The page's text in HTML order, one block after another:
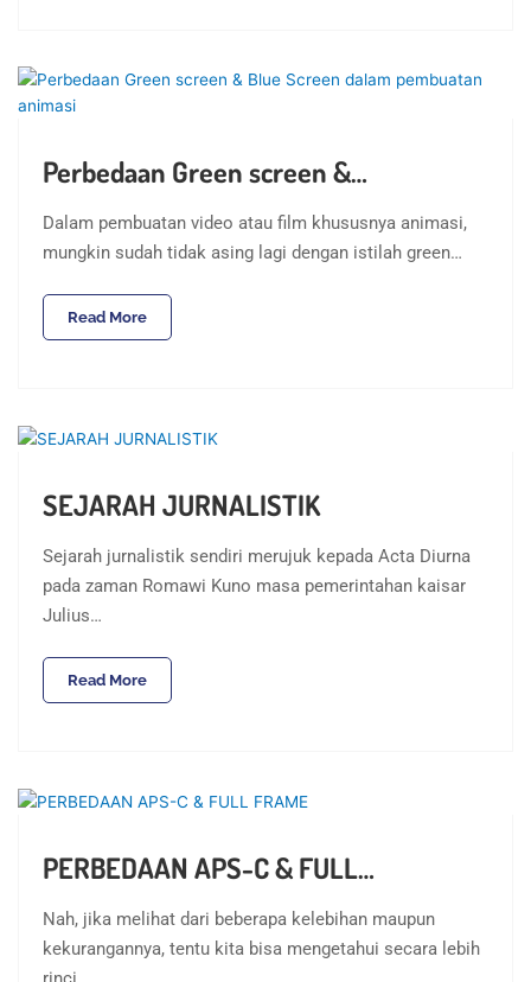
Perbedaan Green screen &…
Dalam pembuatan video atau film khususnya animasi,
mungkin sudah tidak asing lagi dengan istilah green…
Read More
SEJARAH JURNALISTIK
Sejarah jurnalistik sendiri merujuk kepada Acta Diurna
pada zaman Romawi Kuno masa pemerintahan kaisar
Julius…
Read More
PERBEDAAN APS-C & FULL…
Nah, jika melihat dari beberapa kelebihan maupun
kekurangannya, tentu kita bisa mengetahui secara lebih